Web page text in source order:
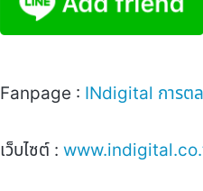
Fanpage : INdigital การต
เว็บไซต์ :